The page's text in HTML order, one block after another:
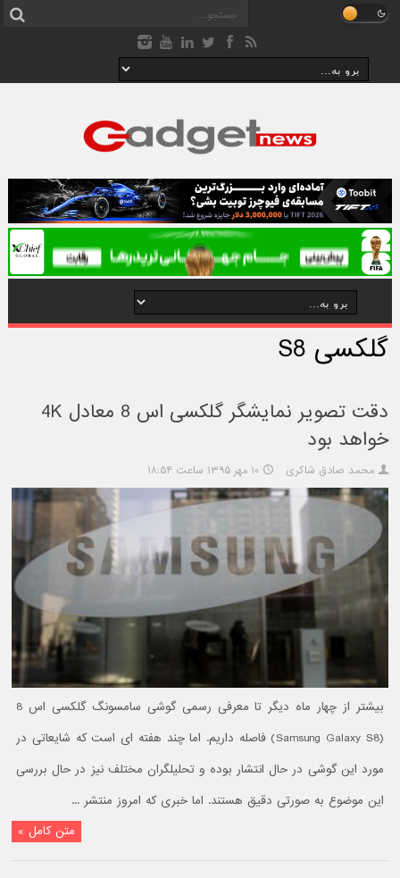
گلکسی S8
دقت تصویر نمایشگر گلکسی اس 8 معادل 4K
خواهد بود
محمد صادق شاکری ۱۰ مهر ۱۳۹۵ ساعت ۱۸:۵۴
بیشتر از چهار ماه دیگر تا معرفی رسمی گوشی سامسونگ گلکسی اس 8
(Samsung Galaxy S8) فاصله داریم. اما چند هفته ای است که شایعاتی در
مورد این گوشی در حال انتشار بوده و تحلیلگران مختلف نیز در حال بررسی
این موضوع به صورتی دقیق هستند. اما خبری که امروز منتشر ...
متن کامل »